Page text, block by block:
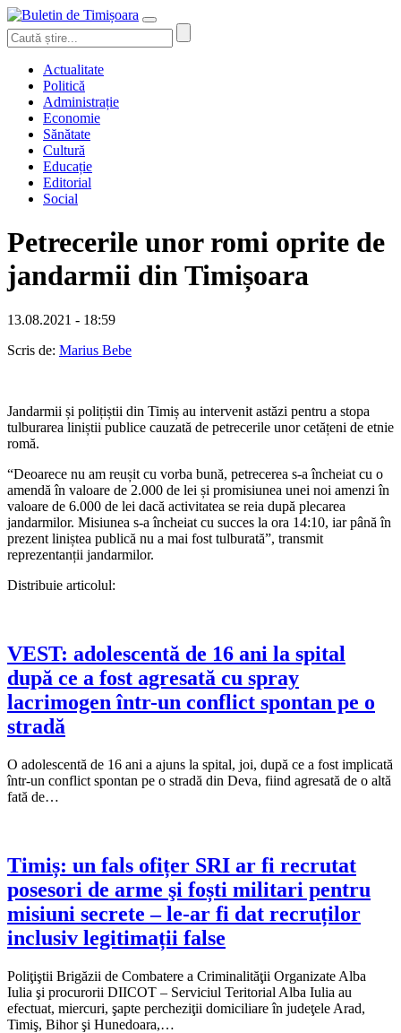
Actualitate
Politică
Administrație
Economie
Sănătate
Cultură
Educație
Editorial
Social
Petrecerile unor romi oprite de
jandarmii din Timișoara
13.08.2021 - 18:59
Scris de: Marius Bebe
Jandarmii și polițiștii din Timiș au intervenit astăzi pentru a stopa
tulburarea liniștii publice cauzată de petrecerile unor cetățeni de etnie
romă.
“Deoarece nu am reușit cu vorba bună, petrecerea s-a încheiat cu o
amendă în valoare de 2.000 de lei și promisiunea unei noi amenzi în
valoare de 6.000 de lei dacă activitatea se reia după plecarea
jandarmilor. Misiunea s-a încheiat cu succes la ora 14:10, iar până în
prezent liniștea publică nu a mai fost tulburată”, transmit
reprezentanții jandarmilor.
Distribuie articolul:
VEST: adolescentă de 16 ani la spital
după ce a fost agresată cu spray
lacrimogen într-un conflict spontan pe o
stradă
O adolescentă de 16 ani a ajuns la spital, joi, după ce a fost implicată
într-un conflict spontan pe o stradă din Deva, fiind agresată de o altă
fată de…
Timiș: un fals ofițer SRI ar fi recrutat
posesori de arme şi foști militari pentru
misiuni secrete – le-ar fi dat recruților
inclusiv legitimații false
Poliţiştii Brigăzii de Combatere a Criminalităţii Organizate Alba
Iulia şi procurorii DIICOT – Serviciul Teritorial Alba Iulia au
efectuat, miercuri, şapte percheziţii domiciliare în judeţele Arad,
Timiş, Bihor şi Hunedoara,…